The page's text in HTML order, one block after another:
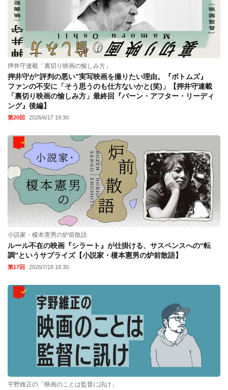
押井守連載「裏切り映画の愉しみ方」
押井守が“評判の悪い”実写映画を撮りたい理由。『ボトムズ』
ファンの不安に「そう思うのも仕方ないかと(笑)」【押井守連載
「裏切り映画の愉しみ方」最終回『バーン・アフター・リーディ
ング』後編】
第20回 2026/6/17 19:30
小説家・榎本憲男の炉前散語
ルール不在の映画『シラート』が仕掛ける、サスペンスへの“転
調”というサプライズ【小説家・榎本憲男の炉前散語】
第17回 2026/7/18 18:30
宇野維正の「映画のことは監督に訊け」